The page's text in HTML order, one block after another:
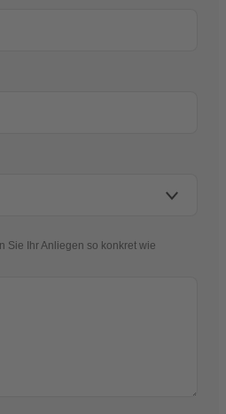
Sie Ihr Anliegen so konkret wie